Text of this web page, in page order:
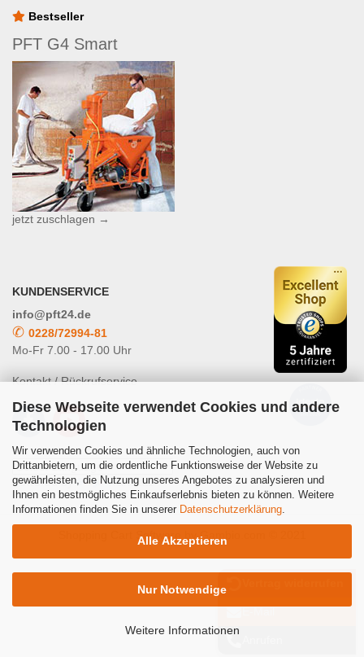
Diese Webseite verwendet Cookies und andere
Technologien
Wir verwenden Cookies und ähnliche Technologien, auch von
Drittanbietern, um die ordentliche Funktionsweise der Website zu
gewährleisten, die Nutzung unseres Angebotes zu analysieren und
Ihnen ein bestmögliches Einkaufserlebnis bieten zu können. Weitere
Informationen finden Sie in unserer Datenschutzerklärung
Alle Akzeptieren
Nur Notwendige
Weitere Informationen
Bestseller
PFT G4 Smart
jetzt zuschlagen →
KUNDENSERVICE
info@pft24.de
✆ 0228/72994-81
Mo-Fr 7.00 - 17.00 Uhr
Kontakt / Rückrufservice
Powered by Translate
Shopping Cart Software by Gambio.com © 2021